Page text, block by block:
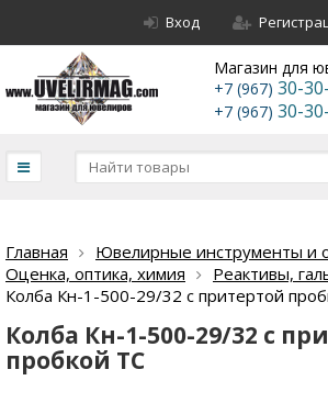
Вход
Магазин для
+7 (967) 30-
+7 (967) 30-
Главная
Ювелирные инструменты и
Оценка, оптика, химия
Реактивы,
Колба Кн-1-500-29/32 с притертой
Колба Кн-1-500-29/32 с
пробкой ТС